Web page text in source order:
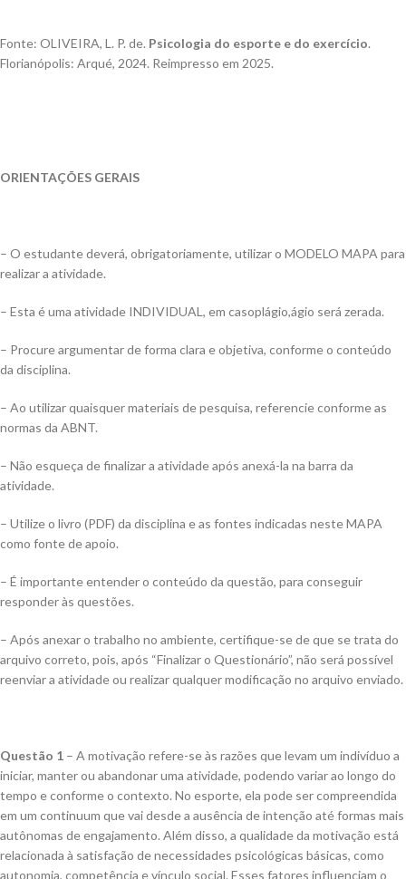
Fonte: OLIVEIRA, L. P. de. Psicologia do esporte e do exercício.
Florianópolis: Arqué, 2024. Reimpresso em 2025.
ORIENTAÇÕES GERAIS
– O estudante deverá, obrigatoriamente, utilizar o MODELO MAPA para
realizar a atividade.
– Esta é uma atividade INDIVIDUAL, em casoplágio,ágio será zerada.
– Procure argumentar de forma clara e objetiva, conforme o conteúdo
da disciplina.
– Ao utilizar quaisquer materiais de pesquisa, referencie conforme as
normas da ABNT.
– Não esqueça de finalizar a atividade após anexá-la na barra da
atividade.
– Utilize o livro (PDF) da disciplina e as fontes indicadas neste MAPA
como fonte de apoio.
– É importante entender o conteúdo da questão, para conseguir
responder às questões.
– Após anexar o trabalho no ambiente, certifique-se de que se trata do
arquivo correto, pois, após “Finalizar o Questionário”, não será possível
reenviar a atividade ou realizar qualquer modificação no arquivo enviado.
Questão 1 – A motivação refere-se às razões que levam um indivíduo a
iniciar, manter ou abandonar uma atividade, podendo variar ao longo do
tempo e conforme o contexto. No esporte, ela pode ser compreendida
em um continuum que vai desde a ausência de intenção até formas mais
autônomas de engajamento. Além disso, a qualidade da motivação está
relacionada à satisfação de necessidades psicológicas básicas, como
autonomia, competência e vínculo social. Esses fatores influenciam o